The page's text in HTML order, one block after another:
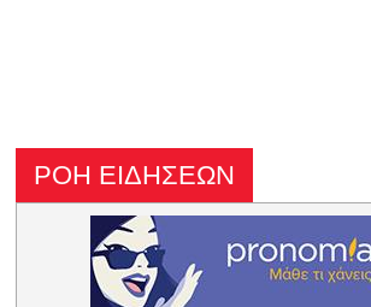
ΡΟΗ ΕΙΔΗΣΕΩΝ